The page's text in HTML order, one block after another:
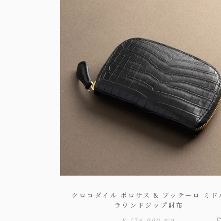
クロコダイル ポロサス & ブッテーロ ミド
ラウンドジップ財布